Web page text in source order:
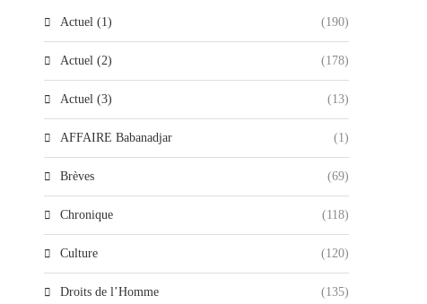
Actuel (1) (190)
Actuel (2) (178)
Actuel (3) (13)
AFFAIRE Babanadjar (1)
Brèves (69)
Chronique (118)
Culture (120)
Droits de l’Homme (135)